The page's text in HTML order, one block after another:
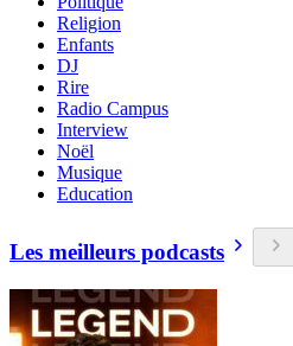
Religion
Enfants
DJ
Rire
Radio Campus
Interview
Noël
Musique
Education
Les meilleurs podcasts